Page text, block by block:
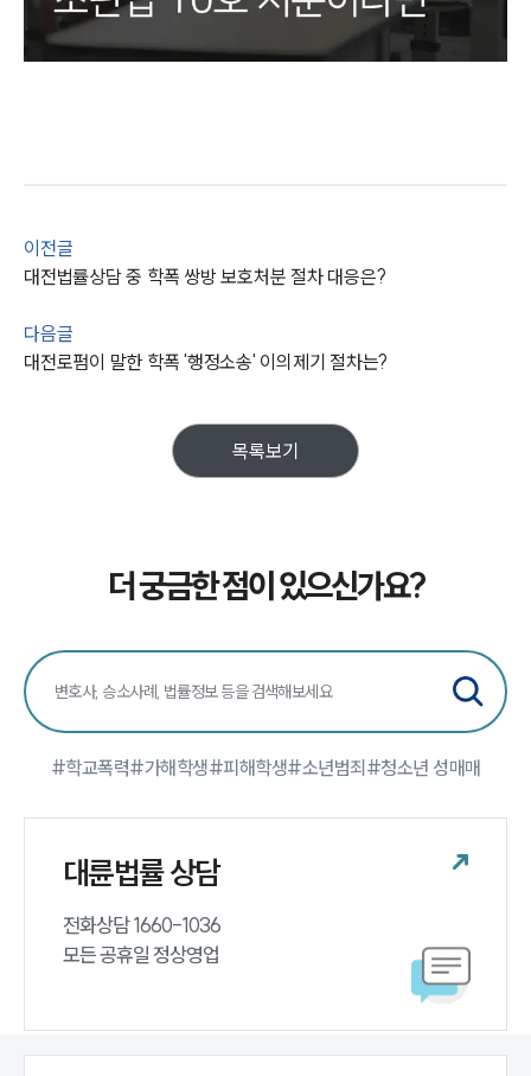
팀소개
대륜의 강점
글로벌 파트너 로펌
이전글
대전법률상담 중 학폭 쌍방 보호처분 절차 대응은?
다음글
대전로펌이 말한 학폭 '행정소송' 이의제기 절차는?
목록보기
더 궁금한 점이 있으신가요?
#학교폭력#가해학생#피해학생#소년범죄 #청소년 성매매
대륜법률 상담
전화상담 1660-1036
모든 공휴일 정상영업